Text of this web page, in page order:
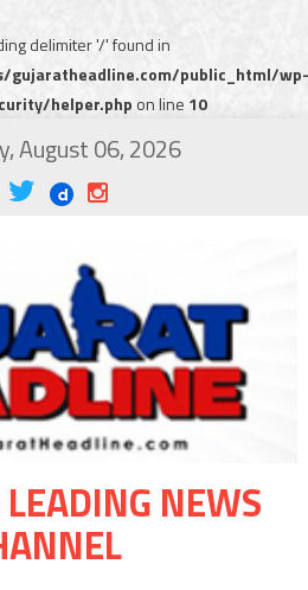
delimiter '/' found in
gujaratheadline.com/public_html/wp-
helper.php on line 10
August 06, 2026
NEWS